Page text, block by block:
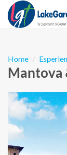
Home
Mantova